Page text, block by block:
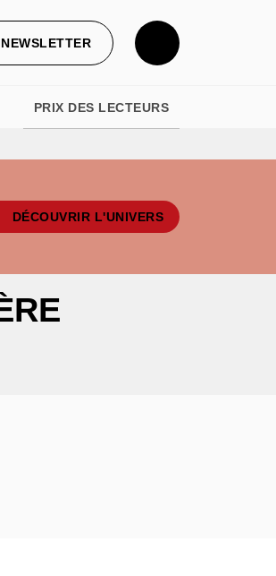
NEWSLETTER
PRIX DES LECTEURS
DÉCOUVRIR L'UNIVERS